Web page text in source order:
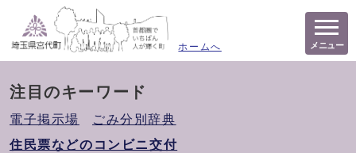
ホームへ メニュー
注目のキーワード
電子掲示場
ごみ分別辞典
住民票などのコンビニ交付